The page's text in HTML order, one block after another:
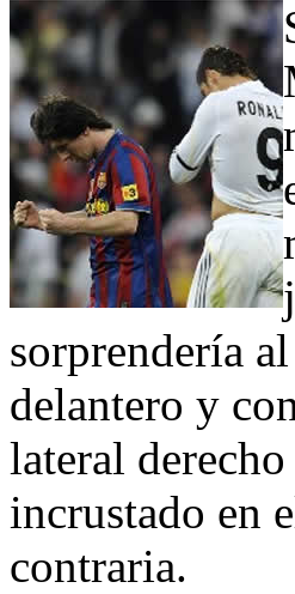
sorprendería
delantero y
lateral
incrustado en
contraria.